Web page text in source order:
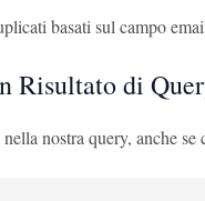
basati sul campo
Risultato di
nostra query, anche